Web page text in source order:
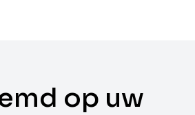
op uw